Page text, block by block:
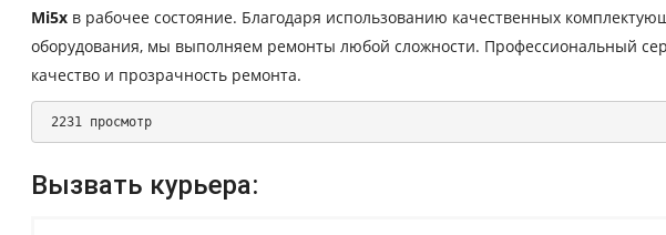
Mi5x в рабочее состояние. Благодаря использованию качественных
оборудования, мы выполняем ремонты любой сложности. Профессиональный
качество и прозрачность ремонта.
2231 просмотр
Вызвать курьера: